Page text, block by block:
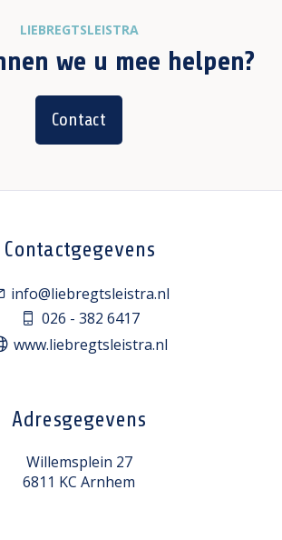
LIEBREGTSLEISTRA
we u mee helpen?
Contact
Contactgegevens
info@liebregtsleistra.nl
026 - 382 6417
www.liebregtsleistra.nl
Adresgegevens
Willemsplein 27
6811 KC Arnhem